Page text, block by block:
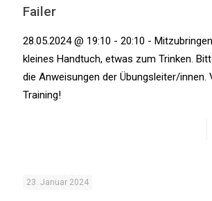
Failer
28.05.2024 @ 19:10 - 20:10 -
kleines Handtuch, etwas zum Trinken.
die Anweisungen der Übungsleiter/innen.
Training!
23. Januar 2024